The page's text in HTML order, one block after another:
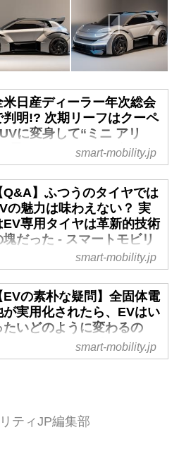
米日産ディーラー年次総会
判明!? 次期リーフはクーペ
に変身して“ミニ アリ
”風に - スマートモビリティ
の夏にラスベガスで開催された
米日産ディーラー年次総会だ
、「Automotive News」によれ
、この会合では今後の日産北米
略とともに、これから投入され
新型車に関する概略が明かされ
という。その中でも注目された
は、次世代リーフに関してだ。
めて具体的な言及があり、同時
ごく短時間ではあるが実車（コ
セプトモデル？）も公開された
ルアウト」）
smart-mobility.jp
Q&A】ふつうのタイヤでは
の魅力は味わえない？ 実
EV専用タイヤは革新的技術
塊だった - スマートモビリ
、ふつうのガソリン車が履いて
るタイヤとはかなり異なる。一
しただけでは両者の違いはわか
ないが、エンジンではなくモー
ーやバッテリーを積んでいるこ
プEV、「アリア」）
smart-mobility.jp
EVの素朴な疑問】全固体電
が実用化されたら、EVはい
たいどのように変わるの
？ - スマートモビリティJP
はEV専用の車載OSで、もうひ
が「全固体電池」だ。ここで
smart-mobility.jp
ティJP編集部